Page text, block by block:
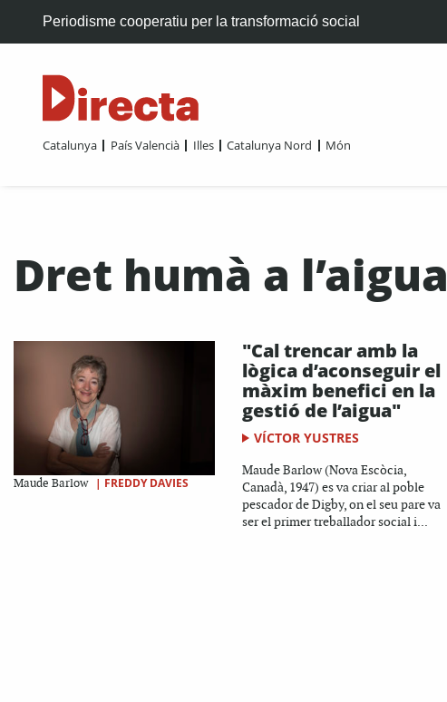
Periodisme cooperatiu per la transformació social
Catalunya País Valencià Illes Catalunya Nord Món
Dret humà a l’aigua
Maude Barlow | FREDDY DAVIES
"Cal trencar amb la
lògica d’aconseguir el
màxim benefici en la
gestió de l’aigua"
VÍCTOR YUSTRES
Maude Barlow (Nova Escòcia,
Canadà, 1947) es va criar al poble
pescador de Digby, on el seu pare va
ser el primer treballador social i...